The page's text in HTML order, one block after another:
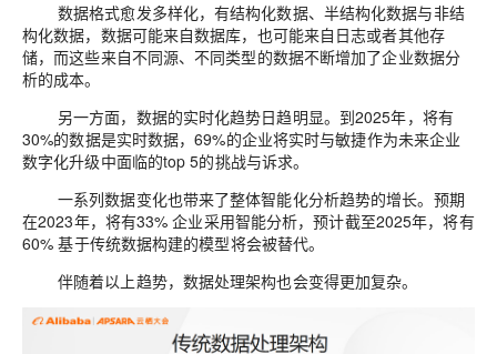
数据格式愈发多样化，有结构化数据、半结构化数据与非结
构化数据，数据可能来自数据库，也可能来自 日志或者其他存
储，而这些来自不同源、不同类型的数据不断增加了企业数据分
析的成本。
另一方面，数据的实时化趋势日趋明显。到2025年，将有
30%的数据是实时数据，69%的企业将实时与敏捷作为未来企业
数字化升级中面临的top 5的挑战与诉求。
一系列数据变化也带来了整体智能化分析趋势的增长。预期
在2023年， 将有33%企业采用智能分析，预计截至2025年，将有
60%基于传统数据构建的模型将会被替代。
伴随着以上趋势， 数据处理架构也会变得更加复杂。